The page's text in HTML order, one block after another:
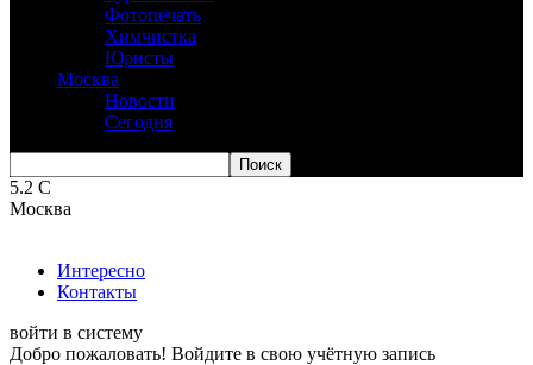
Фотопечать
Химчистка
Юристы
Москва
Новости
Сегодня
5.2 C
Москва
Интересно
Контакты
войти в систему
Добро пожаловать! Войдите в свою учётную запись